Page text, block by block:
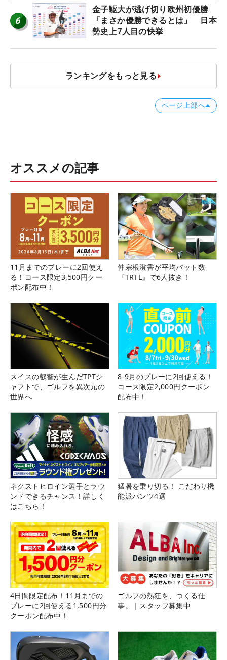
6
金子駆大が逃げ切り欧州初優勝
「まさか優勝できるとは」 日本
勢史上7人目の快挙
ランキングをもっと見る
ページ上部へ
オススメの記事
11月までのプレーに2回使え
る！コース限定3,500円クー
ポン配布中！
仲宗根澄香が平均パット数
『TRTL』で6人抜き！
スイスの叡智が生んだTPTシ
ャフトで、ゴルフを異次元の
世界へ
8-9月のプレーに2回使える！
コース限定2,000円クーポン
配布中！
ネクストヒロイン選手とラウ
ンドできるチャンス！詳しく
はこちら！
猛暑を乗り切る！ こだわり機
能派パンツ4選
4日間限定配布！11月までの
プレーに2回使える1,500円分
クーポン配布中！
ゴルフの熱狂を、つくる仕
事。｜スタッフ募集中